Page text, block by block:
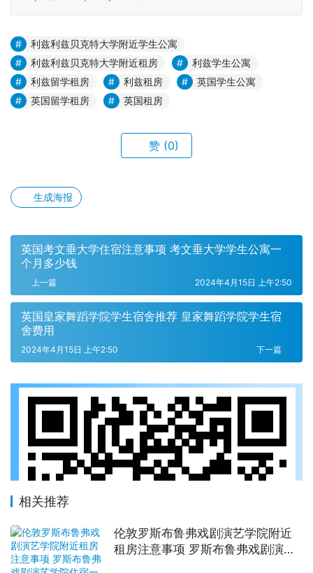
利兹利兹贝克特大学附近学生公寓
利兹利兹贝克特大学附近租房
利兹学生公寓
利兹留学租房
利兹租房
英国学生公寓
英国留学租房
英国租房
赞 (0)
生成海报
英国考文垂大学住宿注意事项 考文垂大学学生公寓一
个月多少钱
上一篇 2024年4月15日 上午2:50
英国皇家舞蹈学院学生宿舍推荐 皇家舞蹈学院学生宿
舍费用
下一篇
2024年4月15日 上午2:50
相关推荐
伦敦罗斯布鲁弗戏剧演艺学院附近
租房注意事项 罗斯布鲁弗戏剧演艺